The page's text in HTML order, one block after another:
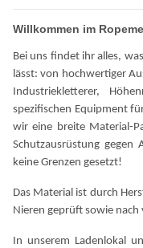
Willkommen im
Bei uns findet ihr alles,
lässt: von hochwertiger
Industriekletterer,
spezifischen Equipment
wir eine breite Material-
Schutzausrüstung gegen
keine Grenzen gesetzt!
Das Material ist durch
Nieren geprüft sowie
In unserem Ladenlokal